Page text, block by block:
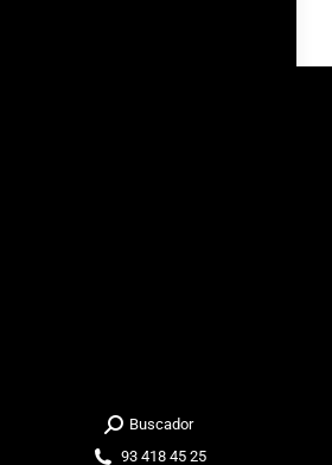
Buscar:
Buscador
93 418 45 25